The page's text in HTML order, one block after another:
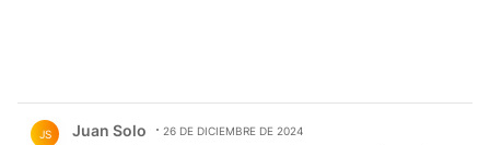
JS Juan Solo 26 DE DICIEMBRE DE 2024